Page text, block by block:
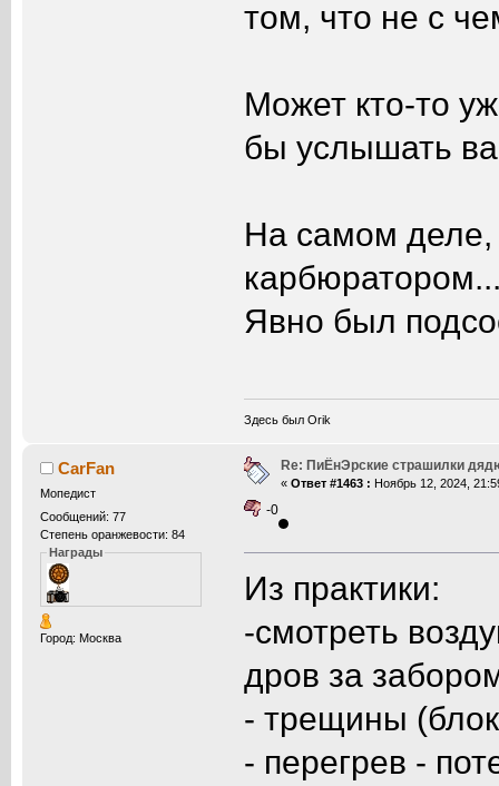
том, что не с
Может кто-то
бы услышать
На самом деле,
Явно был
Здесь был Orik
CarFan
Мопедист
Сообщений: 77
Степень оранжевости: 84
Награды
Город: Москва
Re: ПиЁнЭрские страшилки
« Ответ #1463 : Ноябрь 12, 2024,
-0
Из практики:
-смотреть
дров за
- трещины
- перегрев -